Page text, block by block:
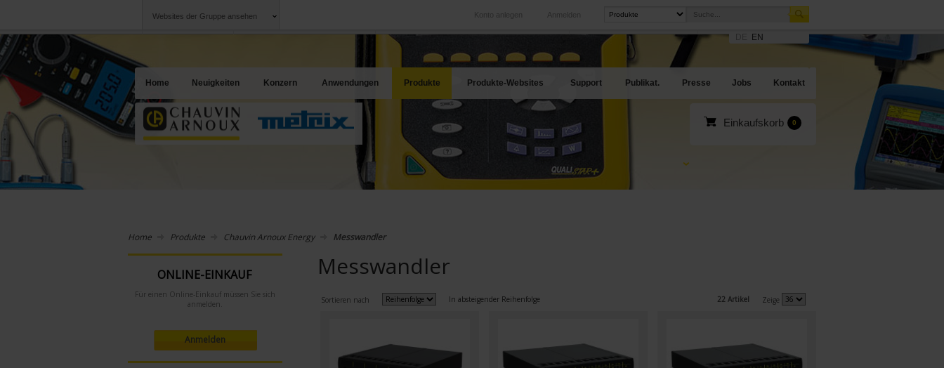
Websites der Gruppe ansehen Anmelden
Konto anlegen
International
Unsere Tochtergesellschaften im Ausland
Produkt-Websites
Unsere besten Angebote
EN
Home Neuigkeiten Konzern Anwendungen Produkte Produkte-Websites Support Publikat. Presse Jobs Kontakt
Einkaufskorb 0
Home Produkte Chauvin Arnoux Energy Messwandler
ONLINE-EINKAUF
Für einen Online-Einkauf müssen Sie sich
anmelden.
Anmelden
Messwandler
Sortieren nach In absteigender Reihenfolge 22 Artikel Zeige